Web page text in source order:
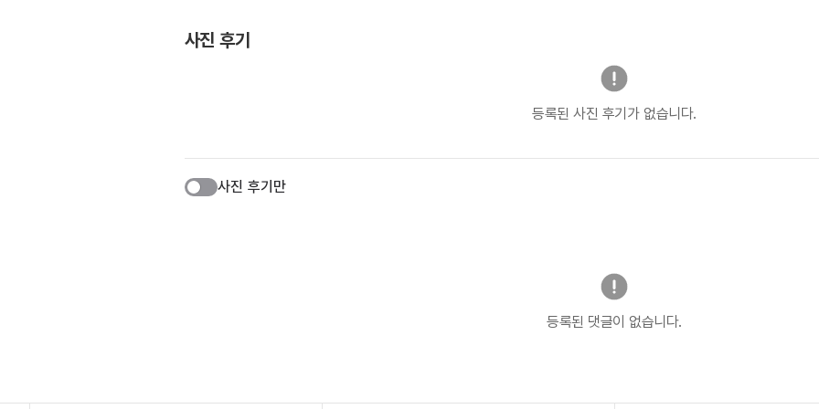
사진 후기
등록된 사진 후기가 없습니다.
사진 후기만
등록된 댓글이 없습니다.